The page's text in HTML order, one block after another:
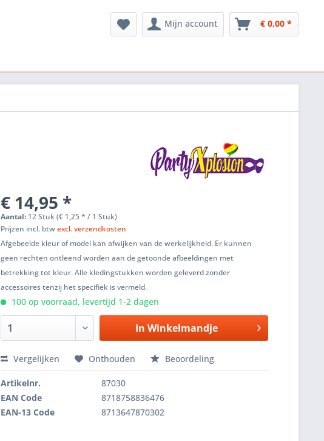
Mijn account € 0,00 *
€ 14,95 *
Aantal: 12 Stuk (€ 1,25 * / 1 Stuk)
Prijzen incl. btwexcl. verzendkosten
Afgebeelde kleur of model kan afwijken van de werkelijkheid. Er kunnen
geen rechten ontleend worden aan de getoonde afbeeldingen met
betrekking tot kleur. Alle kledingstukken worden geleverd zonder
accessoires tenzij het specifiek is vermeld.
100 op voorraad, levertijd 1-2 dagen
In Winkelmandje
Vergelijken Onthouden Beoordeling
Artikelnr.
87030
EAN Code
8718758836476
EAN-13 Code
8713647870302